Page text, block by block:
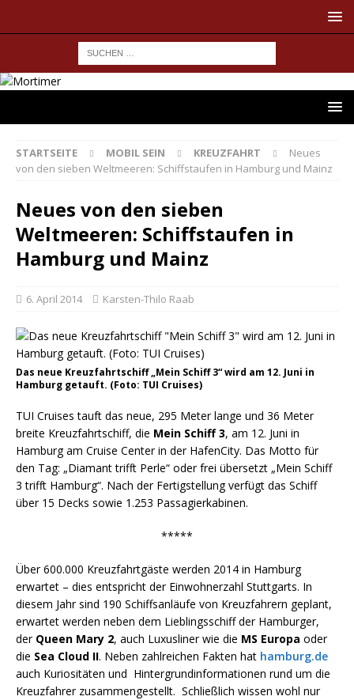
STARTSEITE MOBIL SEIN KREUZFAHRT
Neues
von den sieben Weltmeeren: Schiffstaufen in Hamburg und Mainz
Neues von den sieben
Weltmeeren: Schiffstaufen in
Hamburg und Mainz
6. April 2014 Karsten-Thilo Raab
Das neue Kreuzfahrtschiff „Mein Schiff 3“ wird am 12. Juni in
Hamburg getauft. (Foto: TUI Cruises)
TUI Cruises tauft das neue, 295 Meter lange und 36 Meter
breite Kreuzfahrtschiff, die Mein Schiff 3, am 12. Juni in
Hamburg am Cruise Center in der HafenCity. Das Motto für
den Tag: „Diamant trifft Perle“ oder frei übersetzt „Mein Schiff
3 trifft Hamburg“. Nach der Fertigstellung verfügt das Schiff
über 15 Decks sowie 1.253 Passagierkabinen.
*****
Über 600.000 Kreuzfahrtgäste werden 2014 in Hamburg
erwartet – dies entspricht der Einwohnerzahl Stuttgarts. In
diesem Jahr sind 190 Schiffsanläufe von Kreuzfahrern geplant,
erwartet werden neben dem Lieblingsschiff der Hamburger,
der Queen Mary 2, auch Luxusliner wie die MS Europa oder
die Sea Cloud II. Neben zahlreichen Fakten hat hamburg.de
auch Kuriositäten und Hintergrundinformationen rund um die
Kreuzfahrer zusammengestellt. Schließlich wissen wohl nur